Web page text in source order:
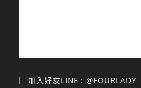
加入好友LINE : @FOURLADY